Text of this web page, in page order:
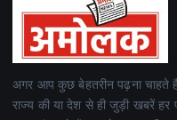
अगर आप कुछ बेहतरीन पढ़ना चाहते
राज्य की या देश से ही जुड़ी खबरें